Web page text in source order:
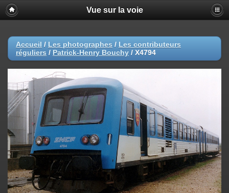
Vue sur la voie
Accueil / Les photographes / Les contributeurs
réguliers / Patrick-Henry Bouchy / X4794